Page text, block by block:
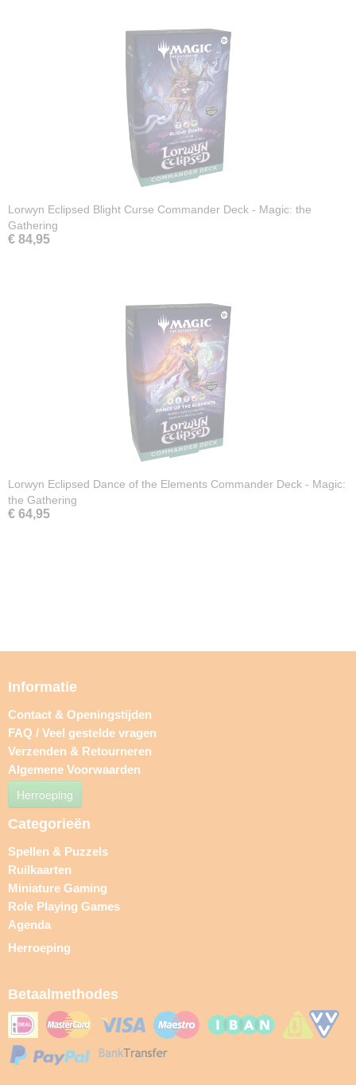
Lorwyn Eclipsed Blight Curse Commander Deck - Magic: the
Gathering
€ 84,95
Lorwyn Eclipsed Dance of the Elements Commander Deck - Magic:
the Gathering
€ 64,95
Informatie
Contact & Openingstijden
FAQ / Veel gestelde vragen
Verzenden & Retourneren
Algemene Voorwaarden
Herroeping
Categorieën
Spellen & Puzzels
Ruilkaarten
Miniature Gaming
Role Playing Games
Agenda
Herroeping
Betaalmethodes